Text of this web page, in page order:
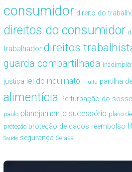
consumidor direito do
direitos do consumidor
trabalhador direitos
guarda compartilhada
justiça lei do inquilinato multa partilha
alimentícia Perturbação do
paulo planejamento sucessório plano
proteção proteção de dados reembolso
Saúde segurança Serasa